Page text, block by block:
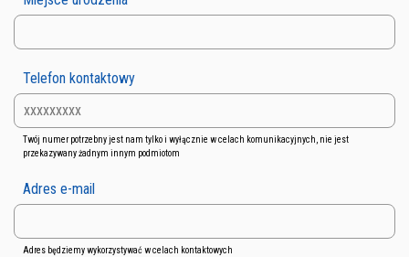
Telefon kontaktowy
Twój numer potrzebny jest nam tylko i wyłącznie w celach komunikacyjnych, nie jest
przekazywany żadnym innym podmiotom
Adres e-mail
Adres będziemy wykorzystywać w celach kontaktowych